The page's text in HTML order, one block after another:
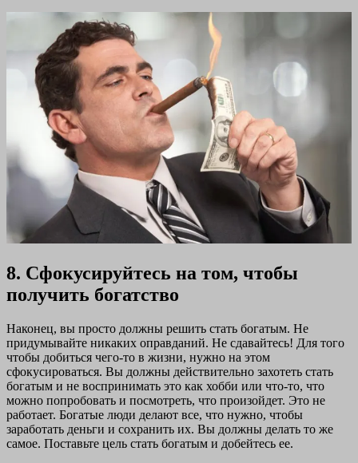
8. Сфокусируйтесь на том, чтобы
получить богатство
Наконец, вы просто должны решить стать богатым. Не
придумывайте никаких оправданий. Не сдавайтесь! Для того
чтобы добиться чего-то в жизни, нужно на этом
сфокусироваться. Вы должны действительно захотеть стать
богатым и не воспринимать это как хобби или что-то, что
можно попробовать и посмотреть, что произойдет. Это не
работает. Богатые люди делают все, что нужно, чтобы
заработать деньги и сохранить их. Вы должны делать то же
самое. Поставьте цель стать богатым и добейтесь ее.